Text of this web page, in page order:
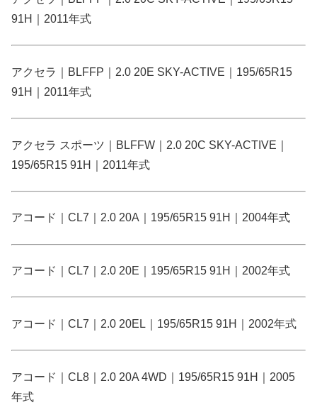
91H｜2011年式
アクセラ｜BLFFP｜2.0 20E SKY-ACTIVE｜195/65R15
91H｜2011年式
アクセラ スポーツ｜BLFFW｜2.0 20C SKY-ACTIVE｜
195/65R15 91H｜2011年式
アコード｜CL7｜2.0 20A｜195/65R15 91H｜2004年式
アコード｜CL7｜2.0 20E｜195/65R15 91H｜2002年式
アコード｜CL7｜2.0 20EL｜195/65R15 91H｜2002年式
アコード｜CL8｜2.0 20A 4WD｜195/65R15 91H｜2005
年式